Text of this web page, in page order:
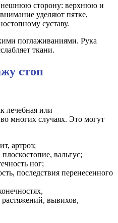
сторону: верхнюю и
уделяют пятке,
суставу.
поглаживаниями. Рука
ткани.
стоп
лечебная или
многих случаях. Это могут
артроз;
вальгус;
ног;
последствия перенесенного
вывихов,